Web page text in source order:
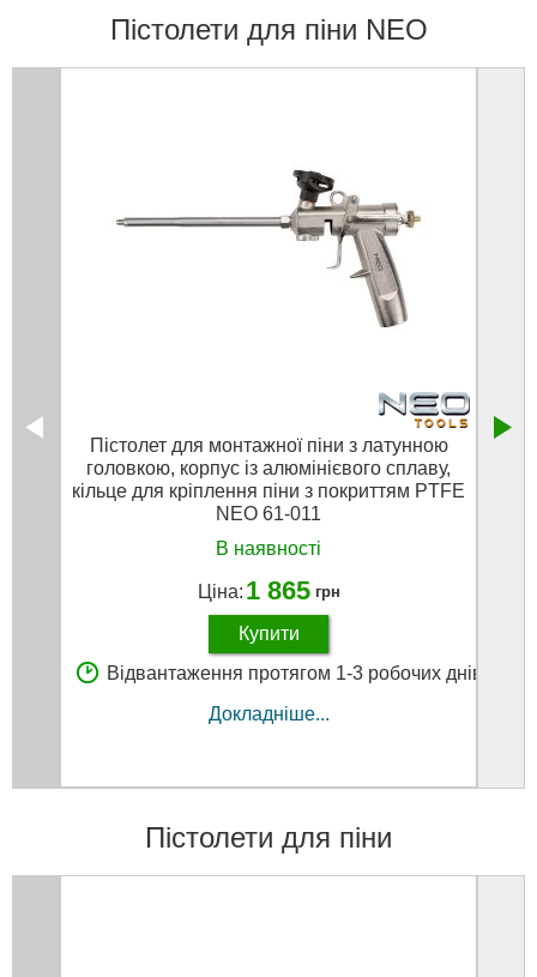
Пістолети для піни NEO
Пістолет для монтажної піни з латунною
головкою, корпус із алюмінієвого сплаву,
кільце для кріплення піни з покриттям PTFE
NEO 61-011
В наявності
Ціна: 1 865 грн
Купити
Відвантаження протягом 1-3 робочих днів
Докладніше...
Пістолети для піни